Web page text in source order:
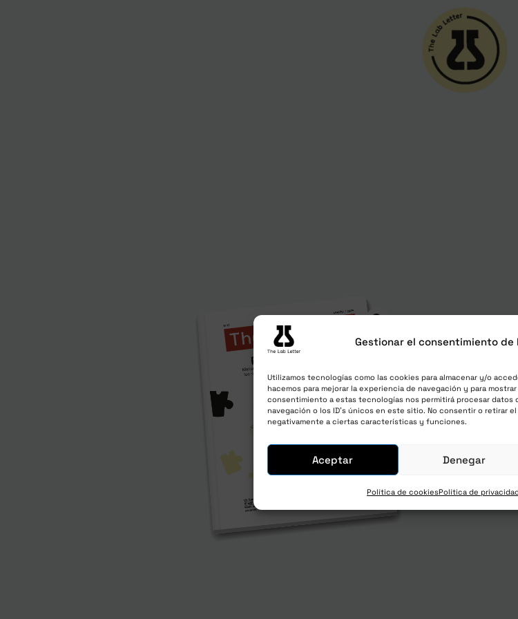
Gestionar el consentimiento de
Utilizamos tecnologías como las cookies para almacenar y/o
hacemos para mejorar la experiencia de navegación y para
consentimiento a estas tecnologías nos permitirá procesar datos
navegación o los ID's únicos en este sitio. No consentir o retirar
negativamente a ciertas características y funciones.
Aceptar Denegar
Política de cookiesPolítica de
The Lab
03/
28,85€
Únete